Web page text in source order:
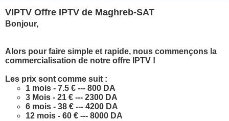
VIPTV Offre IPTV de Maghreb-SAT
Bonjour,
Alors pour faire simple et rapide, nous commençons la
commercialisation de notre offre IPTV !
Les prix sont comme suit :
1 mois - 7.5 € --- 800 DA
3 Mois - 21 € --- 2300 DA
6 mois - 38 € --- 4200 DA
12 mois - 60 € --- 8000 DA